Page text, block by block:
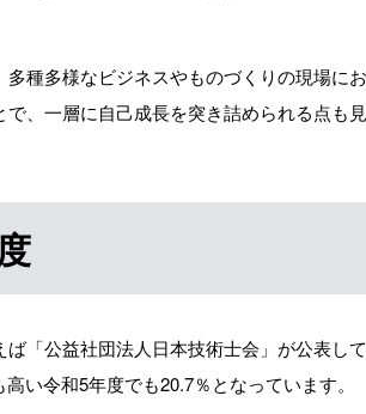
種多様なビジネスやものづくりの現場に
、一層に自己成長を突き詰められる点も見
「公益社団法人日本技術士会」が公表し
い令和5年度でも20.7％となっています。